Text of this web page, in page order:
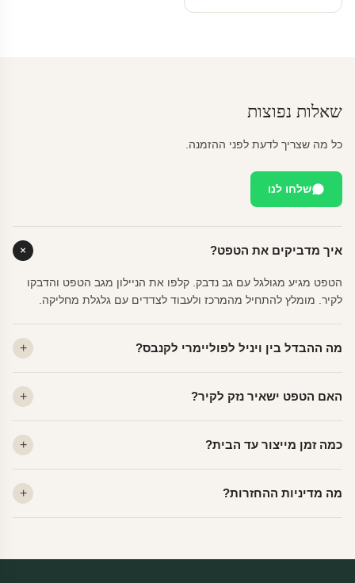
שאלות נפוצות
כל מה שצריך לדעת לפני ההזמנה.
שלחו לנו
איך מדביקים את הטפט?
הטפט מגיע מגולגל עם גב נדבק. קלפו את הניילון מגב הטפט והדבקו
לקיר. מומלץ להתחיל מהמרכז ולעבוד לצדדים עם גלגלת מחליקה.
מה ההבדל בין ויניל לפוליימרי לקנבס?
פרמיום. קנבס — בד אמנותי יוקרתי, מט.
האם הטפט ישאיר נזק לקיר?
מתאים לקיר מטויח, גבס, קרמיקה וזכוכית.
כמה זמן מייצור עד הבית?
יוצאות באותו יום.
מה מדיניות ההחזרות?